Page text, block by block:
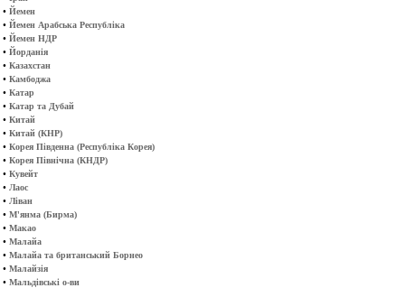
• Йемен
• Йемен Арабська Республіка
• Йемен НДР
• Йорданія
• Казахстан
• Камбоджа
• Катар
• Катар та Дубай
• Китай
• Китай (КНР)
• Корея Південна (Республіка Корея)
• Корея Північна (КНДР)
• Кувейт
• Лаос
• Ліван
• М'янма (Бирма)
• Макао
• Малайа
• Малайа та британський Борнео
• Малайзія
• Мальдівські о-ви